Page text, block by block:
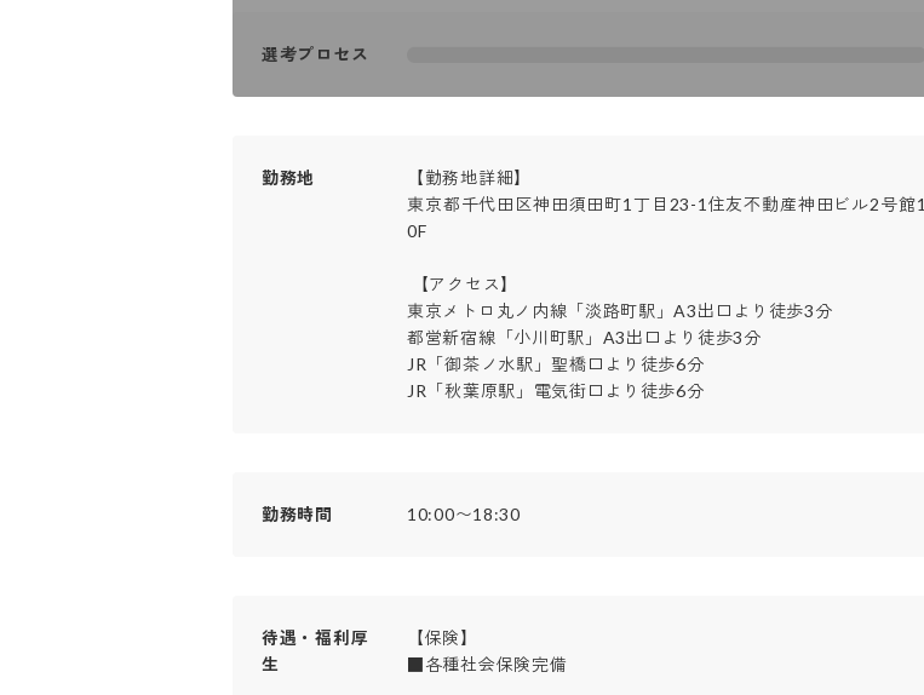
選考プロセス
勤務地
【勤務地詳細】
東京都千代田区神田須田町1丁目23-1住友不動産神田ビル2号館1
0F
東京メトロ丸ノ内線「淡路町駅」A3出口より徒歩3分
都営新宿線「小川町駅」A3出口より徒歩3分
JR「御茶ノ水駅」聖橋口より徒歩6分
JR「秋葉原駅」電気街口より徒歩6分
勤務時間 10:00〜18:30
待遇・福利厚
生
【保険】
■各種社会保険完備